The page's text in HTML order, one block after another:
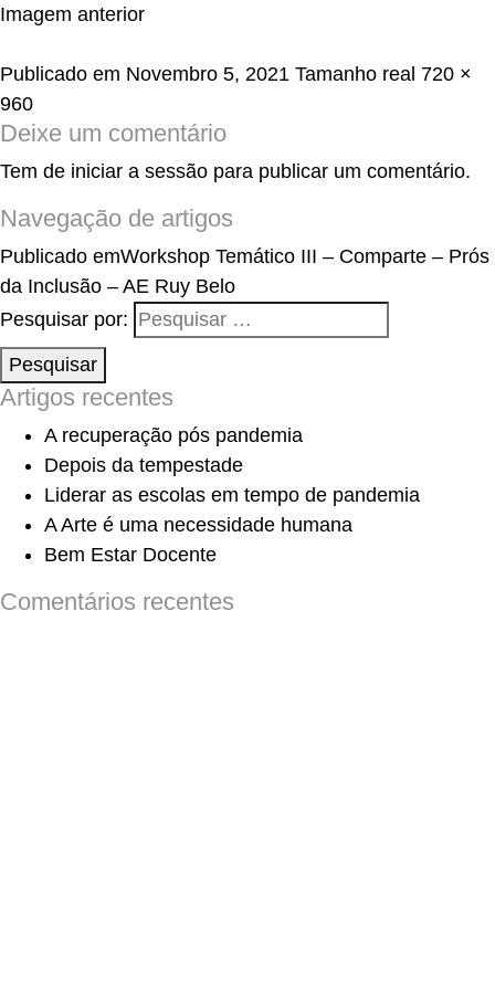
Imagem anterior
Publicado em Novembro 5, 2021 Tamanho real 720 ×
960
Deixe um comentário
Tem de iniciar a sessão para publicar um comentário.
Navegação de artigos
Publicado emWorkshop Temático III – Comparte – Prós
da Inclusão – AE Ruy Belo
Pesquisar por:
Pesquisar
Artigos recentes
A recuperação pós pandemia
Depois da tempestade
Liderar as escolas em tempo de pandemia
A Arte é uma necessidade humana
Bem Estar Docente
Comentários recentes